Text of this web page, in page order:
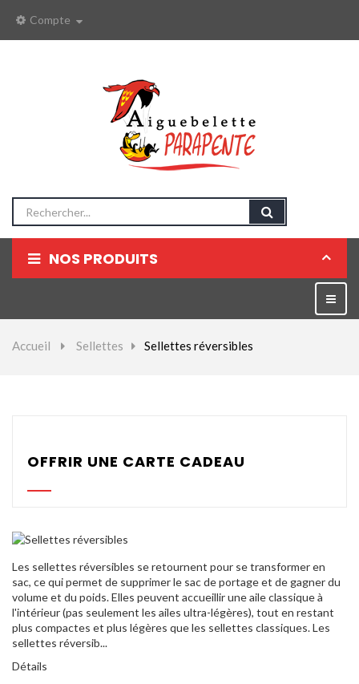
Compte
NOS PRODUITS
Accessoires
DÉMOS
OCCASIONS Parc École
PROMOTIONS
la
Accueil > Sellettes > Sellettes réversibles
OFFRIR UNE CARTE CADEAU
Les sellettes réversibles se retournent pour se transformer en
sac, ce qui permet de supprimer le sac de portage et de gagner du
volume et du poids. Elles peuvent accueillir une aile classique à
l'intérieur (pas seulement les ailes ultra-légères), tout en restant
plus compactes et plus légères que les sellettes classiques. Les
sellettes réversib...
Détails